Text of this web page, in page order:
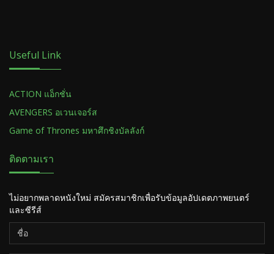
Useful Link
ACTION แอ็กชั่น
AVENGERS อเวนเจอร์ส
Game of Thrones มหาศึกชิงบัลลังก์
ติดตามเรา
ไม่อยากพลาดหนังใหม่ สมัครสมาชิกเพื่อรับข้อมูลอัปเดตภาพยนตร์
และซีรีส์